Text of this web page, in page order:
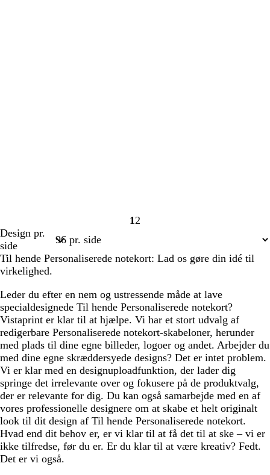
Side
1 Side
2
Design pr.
side
Til hende Personaliserede notekort: Lad os gøre din idé til
virkelighed.
Leder du efter en nem og ustressende måde at lave
specialdesignede Til hende Personaliserede notekort?
Vistaprint er klar til at hjælpe. Vi har et stort udvalg af
redigerbare Personaliserede notekort-skabeloner, herunder
med plads til dine egne billeder, logoer og andet. Arbejder du
med dine egne skræddersyede designs? Det er intet problem.
Vi er klar med en designuploadfunktion, der lader dig
springe det irrelevante over og fokusere på de produktvalg,
der er relevante for dig. Du kan også samarbejde med en af
vores professionelle designere om at skabe et helt originalt
look til dit design af Til hende Personaliserede notekort.
Hvad end dit behov er, er vi klar til at få det til at ske – vi er
ikke tilfredse, før du er. Er du klar til at være kreativ? Fedt.
Det er vi også.